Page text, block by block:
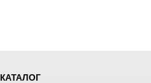
КАТАЛОГ